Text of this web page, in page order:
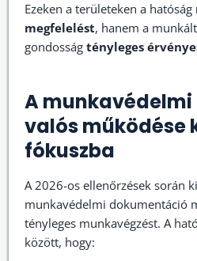
Ezeken a területeken a hatóság
megfelelést, hanem a
gondosság tényleges
A munkavédelmi
valós működése
fókuszba
A 2026-os ellenőrzések során
munkavédelmi dokumentáció
tényleges munkavégzést. A
között, hogy: